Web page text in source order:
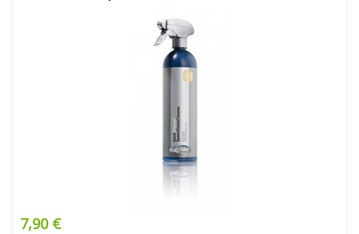
7,90 €